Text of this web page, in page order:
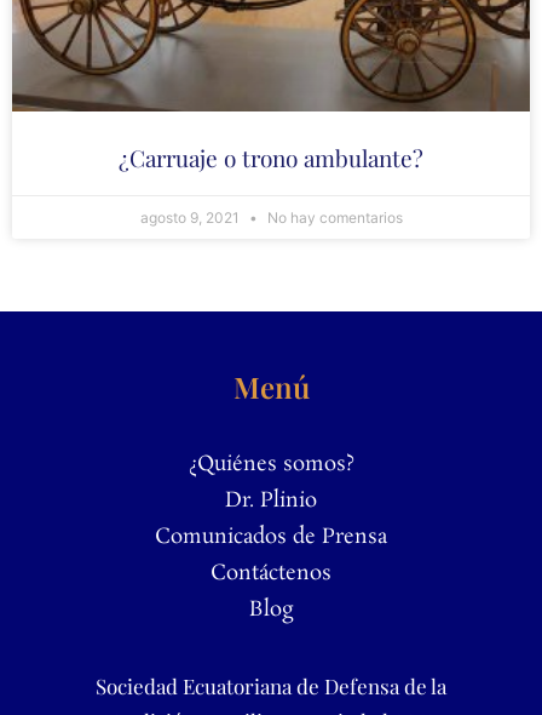
¿Carruaje o trono ambulante?
agosto 9, 2021 No hay comentarios
Menú
¿Quiénes somos?
Dr. Plinio
Comunicados de Prensa
Contáctenos
Blog
Sociedad Ecuatoriana de Defensa de la